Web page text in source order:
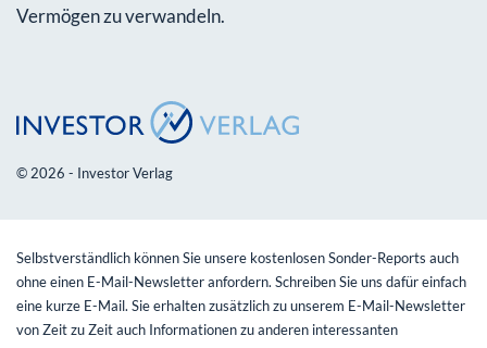
Vermögen zu verwandeln.
© 2026 - Investor Verlag
Selbstverständlich können Sie unsere kostenlosen Sonder-Reports auch
ohne einen E-Mail-Newsletter anfordern. Schreiben Sie uns dafür einfach
eine kurze E-Mail. Sie erhalten zusätzlich zu unserem E-Mail-Newsletter
von Zeit zu Zeit auch Informationen zu anderen interessanten